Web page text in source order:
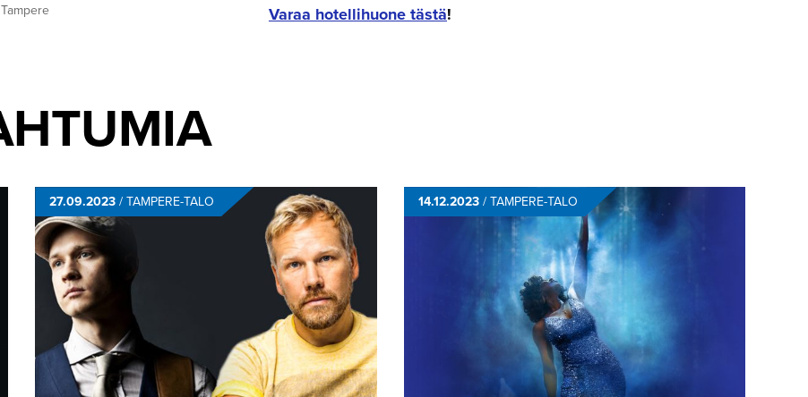
Varaa hotellihuone tästä!
27.09.2023/TAMPERE-TALO 14.12.2023/TAMPERE-TALO